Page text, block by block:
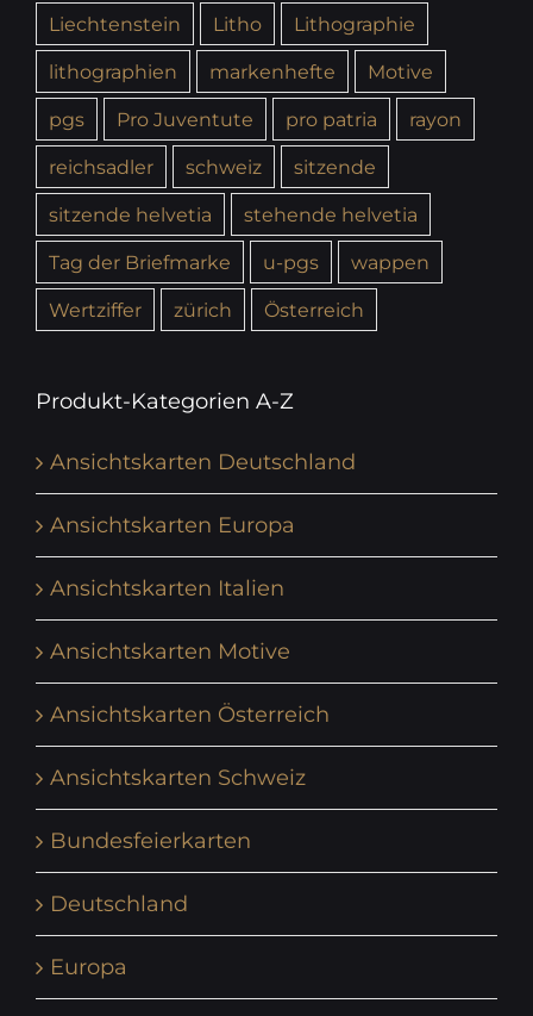
Liechtenstein
Litho
Lithographie
lithographien
markenhefte
Motive
pgs
Pro Juventute pro patria
rayon
reichsadler
schweiz
sitzende
sitzende helvetia
stehende helvetia
Tag der Briefmarke
u-pgs
wappen
Wertziffer
zürich Österreich
Produkt-Kategorien A-Z
Ansichtskarten Deutschland
Ansichtskarten Europa
Ansichtskarten Italien
Ansichtskarten Motive
Ansichtskarten Österreich
Ansichtskarten Schweiz
Bundesfeierkarten
Deutschland
Europa